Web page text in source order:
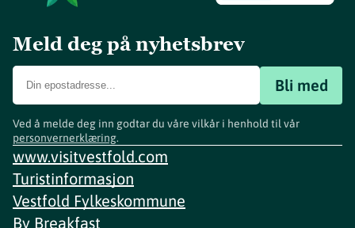
Meld deg på nyhetsbrev
Bli med
Ved å melde deg inn godtar du våre vilkår i henhold til vår
personvernerklæring.
www.visitvestfold.com
Turistinformasjon
Vestfold Fylkeskommune
By Breakfast